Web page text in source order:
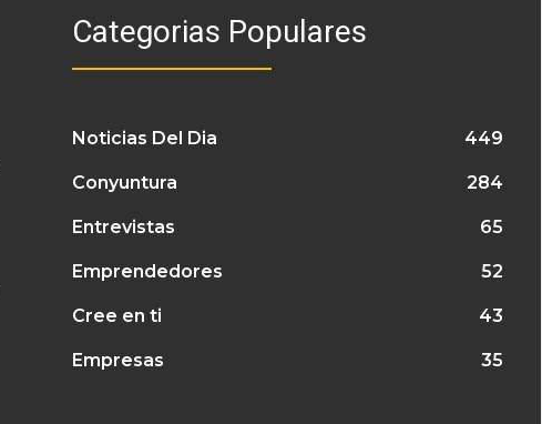
Categorias Populares
Noticias Del Dia 449
Conyuntura 284
Entrevistas 65
Emprendedores 52
Cree en ti 43
Empresas 35